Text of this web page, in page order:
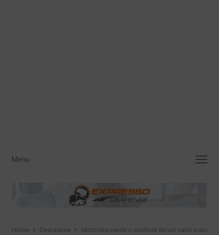
Menu
Menu
Home Destaques Motorista perde o controle de um carro e